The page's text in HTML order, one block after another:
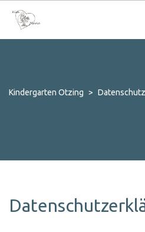
Kindergarten Otzing > Datenschutz